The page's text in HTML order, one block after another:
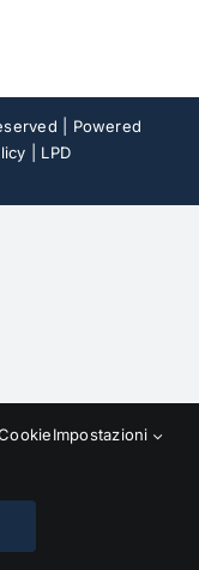
| Powered
LPD
Impostazioni